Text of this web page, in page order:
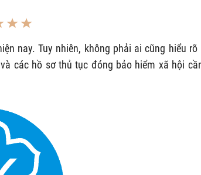
nay. Tuy nhiên, không phải ai cũng hiểu rõ
các hồ sơ thủ tục đóng bảo hiểm xã hội